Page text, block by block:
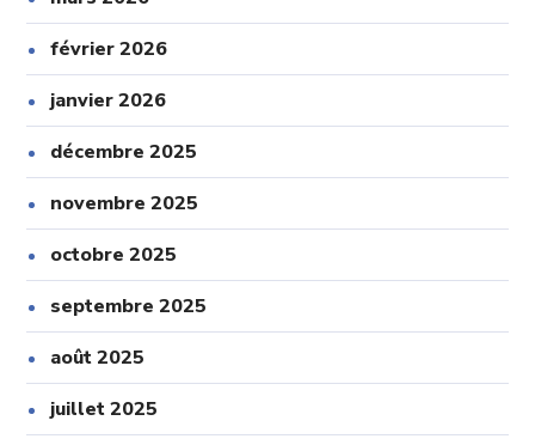
février 2026
janvier 2026
décembre 2025
novembre 2025
octobre 2025
septembre 2025
août 2025
juillet 2025